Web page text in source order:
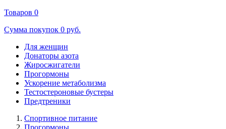
Товаров 0
Сумма покупок 0 руб.
Для женщин
Донаторы азота
Жиросжигатели
Прогормоны
Ускорение метаболизма
Тестостероновые бустеры
Предтреники
Спортивное питание
Прогормоны